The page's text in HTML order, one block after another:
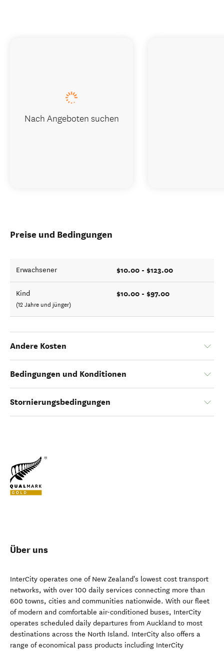
Preise und Bedingungen
Erwachsener $10.00 - $123.00
Kind
(12 Jahre und jünger)
$10.00 - $97.00
Andere Kosten
Bedingungen und Konditionen
Stornierungsbedingungen
Über uns
InterCity operates one of New Zealand's lowest cost transport
networks, with over 100 daily services connecting more than
600 towns, cities and communities nationwide. With our fleet
of modern and comfortable air-conditioned buses, InterCity
operates scheduled daily departures from Auckland to most
destinations across the North Island. InterCity also offers a
range of economical pass products including InterCity
Nach Angeboten suchen